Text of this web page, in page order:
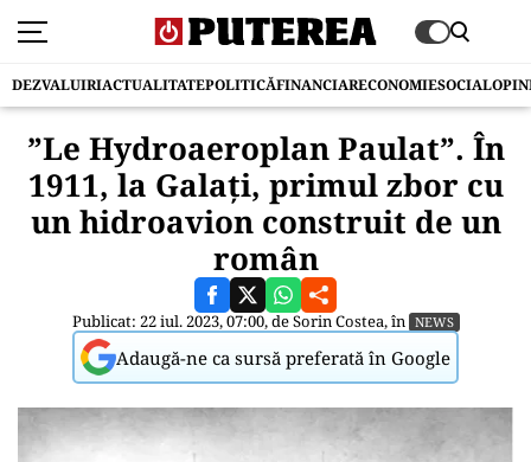
DEZVALUIRIACTUALITATEPOLITICĂFINANCIARECONOMIESOCIAL
”Le Hydroaeroplan Paulat”. În
1911, la Galați, primul zbor cu
un hidroavion construit de un
român
Publicat: 22 iul. 2023, 07:00, deSorin Costea, în NEWS
Adaugă-ne ca sursă preferată în Google